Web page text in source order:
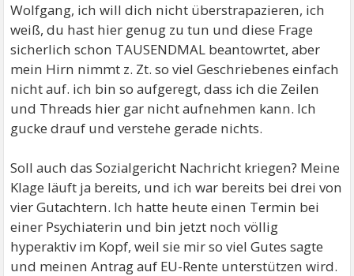
Wolfgang, ich will dich nicht überstrapazieren, ich
weiß, du hast hier genug zu tun und diese Frage
sicherlich schon TAUSENDMAL beantowrtet, aber
mein Hirn nimmt z. Zt. so viel Geschriebenes einfach
nicht auf. ich bin so aufgeregt, dass ich die Zeilen
und Threads hier gar nicht aufnehmen kann. Ich
gucke drauf und verstehe gerade nichts.
Soll auch das Sozialgericht Nachricht kriegen? Meine
Klage läuft ja bereits, und ich war bereits bei drei von
vier Gutachtern. Ich hatte heute einen Termin bei
einer Psychiaterin und bin jetzt noch völlig
hyperaktiv im Kopf, weil sie mir so viel Gutes sagte
und meinen Antrag auf EU-Rente unterstützen wird.